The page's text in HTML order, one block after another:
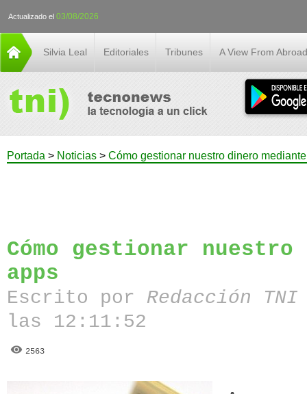
Actualizado el 03/08/2026
Silvia Leal Editoriales Tribunes A View From Abroad
Portada > Noticias > Cómo gestionar nuestro dinero
Cómo gestionar
apps
Escrito por Redacción
las 12:11:52
2563